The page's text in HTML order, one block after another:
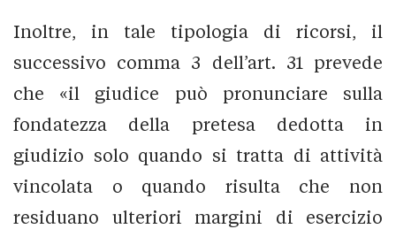
Inoltre, in tale tipologia di ricorsi, il
successivo comma 3 dell’art. 31 prevede
che «il giudice può pronunciare sulla
fondatezza della pretesa dedotta in
giudizio solo quando si tratta di attività
vincolata o quando risulta che non
residuano ulteriori margini di esercizio